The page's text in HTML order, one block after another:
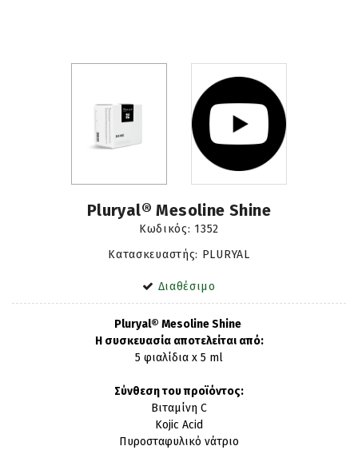
Pluryal® Mesoline Shine
Κωδικός: 1352
Κατασκευαστής: PLURYAL
Διαθέσιμο
Pluryal® Mesoline Shine
Η συσκευασία αποτελείται από:
5 φιαλίδια x 5 ml
Σύνθεση του προϊόντος:
Βιταμίνη C
Kojic Acid
Πυροσταφυλικό νάτριο